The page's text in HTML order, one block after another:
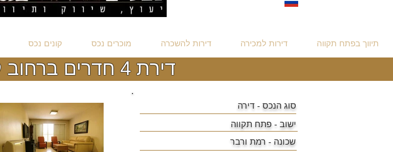
תיווך בפתח תקווה דירות למכירה דירות להשכרה מוכרים נכס קונים נכס
דירת 4 חדרים ברחוב קפלן
סוג הנכס - דירה
ישוב - פתח תקווה
שכונה - רמת ורבר